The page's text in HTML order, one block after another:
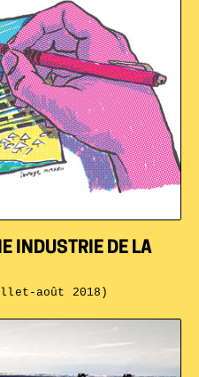
INDUSTRIE DE LA
août 2018)